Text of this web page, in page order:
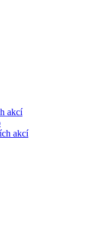
akcí
akcí